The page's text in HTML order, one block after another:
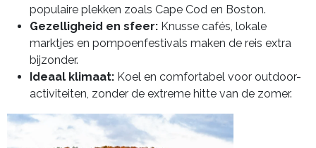
populaire plekken zoals Cape Cod en Boston.
Gezelligheid en sfeer: Knusse cafés, lokale
marktjes en pompoenfestivals maken de reis extra
bijzonder.
Ideaal klimaat: Koel en comfortabel voor outdoor-
activiteiten, zonder de extreme hitte van de zomer.